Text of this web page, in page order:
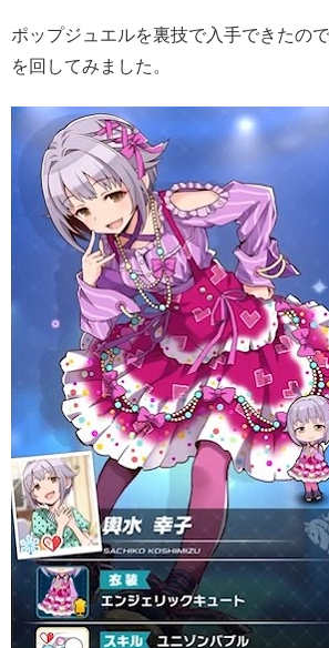
ポップジュエルを裏技で入手できたの
を回してみました。